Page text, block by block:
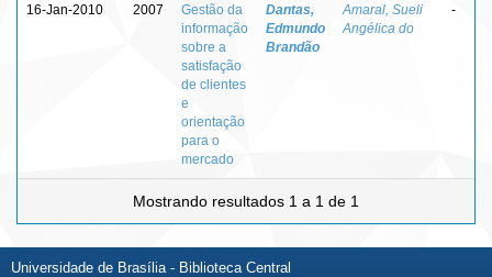
16-Jan-2010 2007
Gestão da
informação
sobre a
satisfação
de clientes
e
orientação
para o
mercado
Dantas,
Edmundo
Brandão
Amaral, Sueli
Angélica do
-
Mostrando resultados 1 a 1 de 1
Universidade de Brasília - Biblioteca Central